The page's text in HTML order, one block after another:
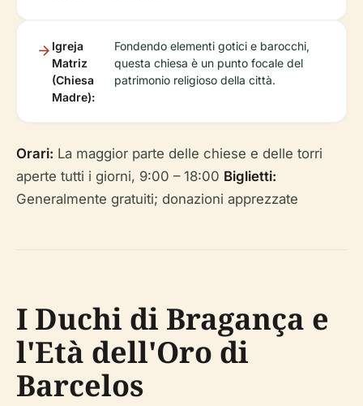
Igreja
Matriz
(Chiesa
Madre):
Fondendo elementi gotici e barocchi,
questa chiesa è un punto focale del
patrimonio religioso della città.
Orari: La maggior parte delle chiese e delle torri
aperte tutti i giorni, 9:00 – 18:00 Biglietti:
Generalmente gratuiti; donazioni apprezzate
I Duchi di Bragança e
l'Età dell'Oro di
Barcelos